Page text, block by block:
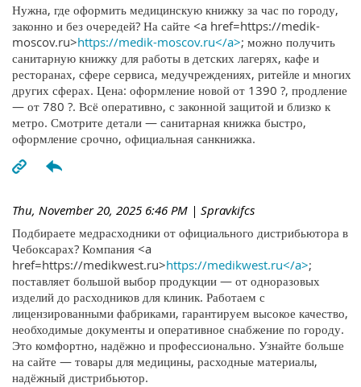
Нужна, где оформить медицинскую книжку за час по городу,
законно и без очередей? На сайте <a href=https://medik-
moscov.ru>https://medik-moscov.ru</a>; можно получить
санитарную книжку для работы в детских лагерях, кафе и
ресторанах, сфере сервиса, медучреждениях, ритейле и многих
других сферах. Цена: оформление новой от 1390 ?, продление
— от 780 ?. Всё оперативно, с законной защитой и близко к
метро. Смотрите детали — санитарная книжка быстро,
оформление срочно, официальная санкнижка.
Thu, November 20, 2025 6:46 PM | Spravkifcs
Подбираете медрасходники от официального дистрибьютора в
Чебоксарах? Компания <a
href=https://medikwest.ru>https://medikwest.ru</a>;
поставляет большой выбор продукции — от одноразовых
изделий до расходников для клиник. Работаем с
лицензированными фабриками, гарантируем высокое качество,
необходимые документы и оперативное снабжение по городу.
Это комфортно, надёжно и профессионально. Узнайте больше
на сайте — товары для медицины, расходные материалы,
надёжный дистрибьютор.